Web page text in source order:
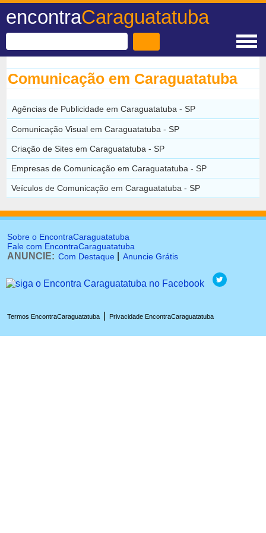
encontraCaraguatatuba
Comunicação em Caraguatatuba
Agências de Publicidade em Caraguatatuba - SP
Comunicação Visual em Caraguatatuba - SP
Criação de Sites em Caraguatatuba - SP
Empresas de Comunicação em Caraguatatuba - SP
Veículos de Comunicação em Caraguatatuba - SP
Sobre o EncontraCaraguatatuba
Fale com EncontraCaraguatatuba
ANUNCIE: Com Destaque Anuncie Grátis
Termos EncontraCaraguatatuba Privacidade EncontraCaraguatatuba